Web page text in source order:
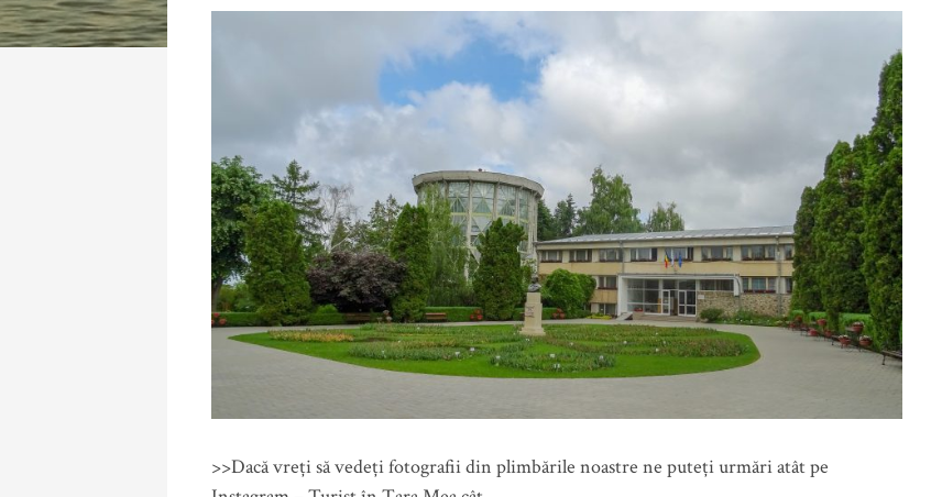
>>Dacă vreți să vedeți fotografii din plimbările noastre ne puteți urmări atât pe